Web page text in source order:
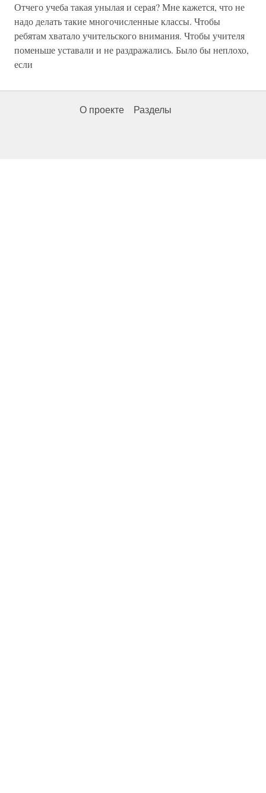
Отчего учеба такая унылая и серая? Мне кажется, что не
надо делать такие многочисленные классы. Чтобы
ребятам хватало учительского внимания. Чтобы учителя
поменьше уставали и не раздражались. Было бы неплохо,
если
О проекте Разделы